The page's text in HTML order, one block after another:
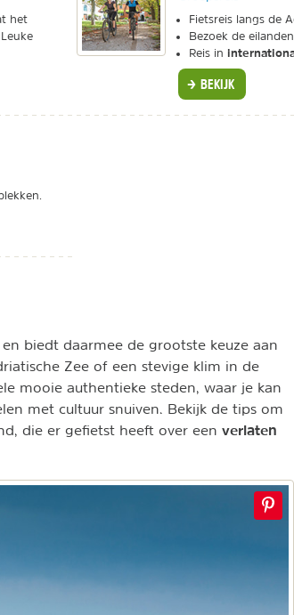
het
Fietsreis langs de
Bezoek de
Reis in
BEKIJK
biedt daarmee de grootste keuze aan
Zee of een stevige klim in de
mooie authentieke steden, waar je kan
met cultuur snuiven. Bekijk de tips om
die er gefietst heeft over een verlaten